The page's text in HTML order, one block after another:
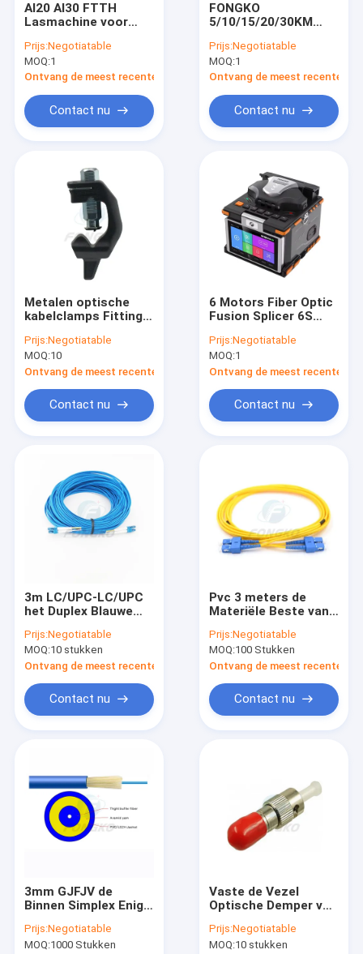
Thuis
Producten
Fabriekstour
Kwaliteitscontrole
Nieuws
Vezel Optische Snelle Schakelaar
Openluchtvezel Optische Kabel
Binnenvezel Optische Kabel
AI20 AI30 FTTH
Lasmachine voor
Splicingmachine voor
optische vezels
Prijs:Negotiatable
MOQ:1
Ontvang de meest recente Prijs
Contact nu
FONGKO
5/10/15/20/30KM
Fiber Release Kit
Prijs:Negotiatable
MOQ:1
Ontvang de meest recente
Contact nu
Metalen optische
kabelclamps Fitting
optische kabel
omhulsel Remover
Tool
Prijs:Negotiatable
MOQ:10
Ontvang de meest recente Prijs
Contact nu
6 Motors Fiber Optic
Fusion Splicer 6S
Splicing Machine
Prijs:Negotiatable
MOQ:1
Ontvang de meest recente
Contact nu
3m LC/UPC-LC/UPC
het Duplex Blauwe
Optische
Gepantserde Flard
met Lszh-Jasje
Prijs:Negotiatable
MOQ:10 stukken
Ontvang de meest recente Prijs
Contact nu
Pvc 3 meters de
Materiële Beste van
Duplexvezel Optische
Patchcord
Prijs:Negotiatable
MOQ:100 Stukken
Ontvang de meest recente
Contact nu
3mm GJFJV de
Binnen Simplex Enige
Wijzevezel met
LSZH-Schede
Prijs:Negotiatable
MOQ:1000 Stukken
Vaste de Vezel
Optische Demper van
ATM Ethernet
Prijs:Negotiatable
MOQ:10 stukken